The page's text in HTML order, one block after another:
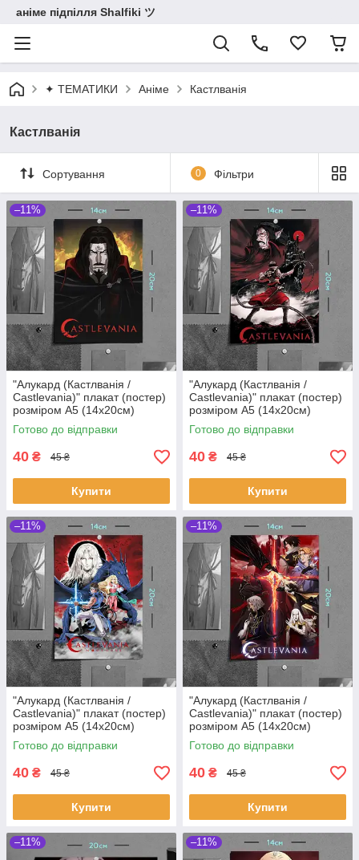
аніме підпілля Shalfiki ツ
✦ ТЕМАТИКИ Аніме Кастлванія
Кастлванія
Сортування 0 Фільтри
–11%
"Алукард (Кастлванія /
Castlevania)" плакат (постер)
розміром А5 (14х20см)
Готово до відправки
40 ₴ 45 ₴
Купити
–11%
"Алукард (Кастлванія /
Castlevania)" плакат (постер)
розміром А5 (14х20см)
Готово до відправки
40 ₴ 45 ₴
Купити
–11%
"Алукард (Кастлванія /
Castlevania)" плакат (постер)
розміром А5 (14х20см)
Готово до відправки
40 ₴ 45 ₴
Купити
–11%
"Алукард (Кастлванія /
Castlevania)" плакат (постер)
розміром А5 (14х20см)
Готово до відправки
40 ₴ 45 ₴
Купити
–11% –11%